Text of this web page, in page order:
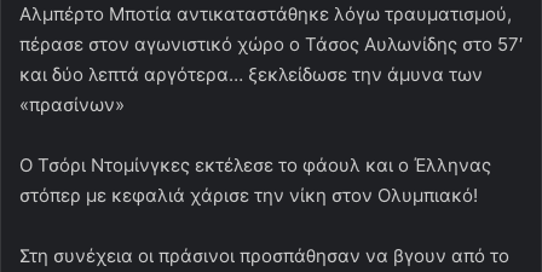
Αλμπέρτο Μποτία αντικαταστάθηκε λόγω τραυματισμού,
πέρασε στον αγωνιστικό χώρο ο Τάσος Αυλωνίδης στο 57′
και δύο λεπτά αργότερα… ξεκλείδωσε την άμυνα των
«πρασίνων»
Ο Τσόρι Ντομίνγκες εκτέλεσε το φάουλ και ο Έλληνας
στόπερ με κεφαλιά χάρισε την νίκη στον Ολυμπιακό!
Στη συνέχεια οι πράσινοι προσπάθησαν να βγουν από το